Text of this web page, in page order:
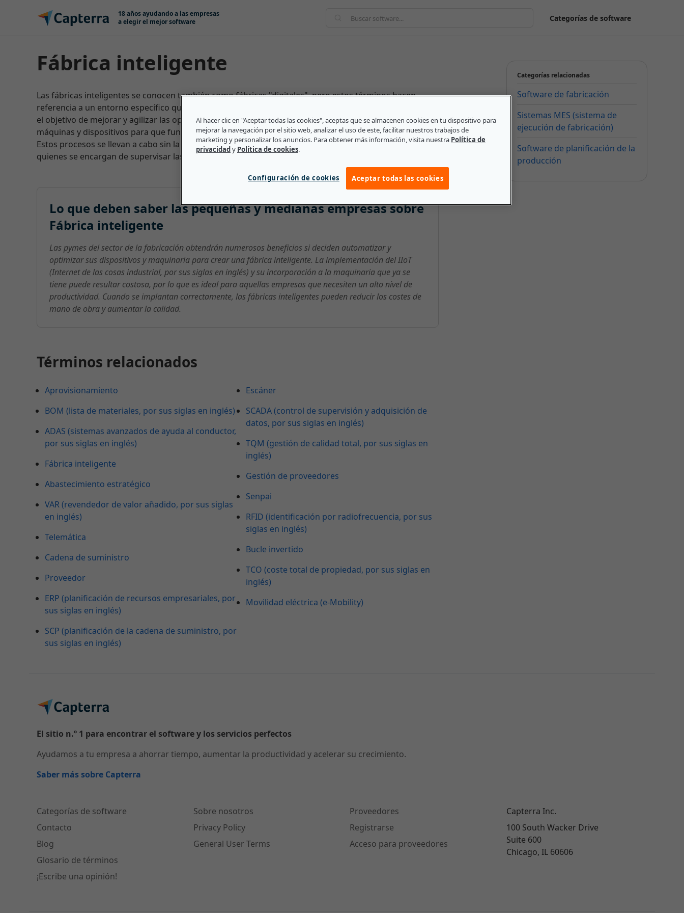
Ir directamente al contenido18 años ayudando a las empresas
a elegir el mejor software
Categorías de software
Fábrica inteligente
Las fábricas inteligentes se conocen también como fábricas "digitales", pero estos términos hacen
referencia a un entorno específico que depende de la automatización y la optimización automática con
el objetivo de mejorar y agilizar las operaciones de fabricación. Se trata de conectar las diversas
máquinas y dispositivos para que funcionen de forma sincronizada a fin de completar un proyecto.
Estos procesos se llevan a cabo sin la intervención de los empleados, pero son los gerentes humanos
quienes se encargan de supervisar las fábricas inteligentes.
Lo que deben saber las pequeñas y medianas empresas sobre
Fábrica inteligente
Las pymes del sector de la fabricación obtendrán numerosos beneficios si deciden automatizar y
optimizar sus dispositivos y maquinaria para crear una fábrica inteligente. La implementación del IIoT
(Internet de las cosas industrial, por sus siglas en inglés) y su incorporación a la maquinaria que ya se
tiene puede resultar costosa, por lo que es ideal para aquellas empresas que necesiten un alto nivel de
productividad. Cuando se implantan correctamente, las fábricas inteligentes pueden reducir los costes de
mano de obra y aumentar la calidad.
Términos relacionados
Aprovisionamiento
BOM (lista de materiales, por sus siglas en inglés)
ADAS (sistemas avanzados de ayuda al conductor,
por sus siglas en inglés)
Fábrica inteligente
Abastecimiento estratégico
VAR (revendedor de valor añadido, por sus siglas
en inglés)
Telemática
Cadena de suministro
Proveedor
ERP (planificación de recursos empresariales, por
sus siglas en inglés)
SCP (planificación de la cadena de suministro, por
sus siglas en inglés)
Escáner
SCADA (control de supervisión y adquisición de
datos, por sus siglas en inglés)
TQM (gestión de calidad total, por sus siglas en
inglés)
Gestión de proveedores
Senpai
RFID (identificación por radiofrecuencia, por sus
siglas en inglés)
Bucle invertido
TCO (coste total de propiedad, por sus siglas en
inglés)
Movilidad eléctrica (e-Mobility)
Categorías relacionadas
Software de fabricación
Sistemas MES (sistema de
ejecución de fabricación)
Software de planificación de la
producción
El sitio n.º 1 para encontrar el software y los servicios perfectos
Ayudamos a tu empresa a ahorrar tiempo, aumentar la productividad y acelerar su crecimiento.
Saber más sobre Capterra
Categorías de software
Contacto
Blog
Glosario de términos
¡Escribe una opinión!
Sobre nosotros
Privacy Policy
General User Terms
Proveedores
Registrarse
Acceso para proveedores
Capterra Inc.
100 South Wacker Drive
Suite 600
Chicago, IL 60606
Al hacer clic en "Aceptar todas las cookies", aceptas que se almacenen cookies en tu dispositivo para
mejorar la navegación por el sitio web, analizar el uso de este, facilitar nuestros trabajos de
marketing y personalizar los anuncios. Para obtener más información, visita nuestra Política de
privacidady Política de cookies.
Configuración de cookies Aceptar todas las cookies